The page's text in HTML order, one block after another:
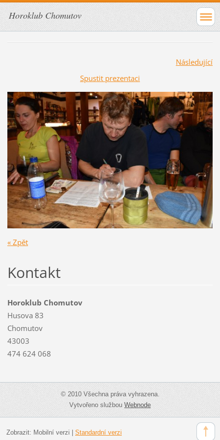
Horoklub Chomutov
Následující
Spustit prezentaci
« Zpět
Kontakt
Horoklub Chomutov
Husova 83
Chomutov
43003
474 624 068
© 2010 Všechna práva vyhrazena.
Vytvořeno službouWebnode
Zobrazit: Mobilní verzi | Standardní verzi